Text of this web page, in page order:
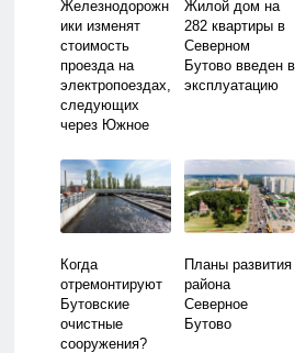
Железнодорожн
ики изменят
стоимость
проезда на
электропоездах,
следующих
через Южное
Жилой дом на
282 квартиры в
Северном
Бутово введен в
эксплуатацию
Когда
отремонтируют
Бутовские
очистные
сооружения?
Планы развития
района
Северное
Бутово